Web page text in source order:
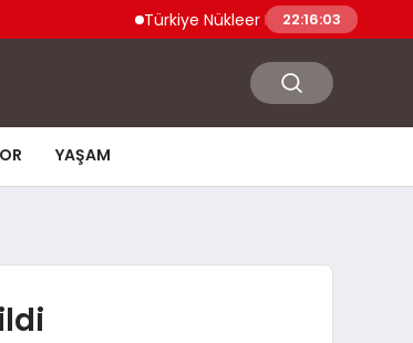
Türkiye Nükleer Bilim Olimpiyatı’na İlk
22:16:04
YAŞAM